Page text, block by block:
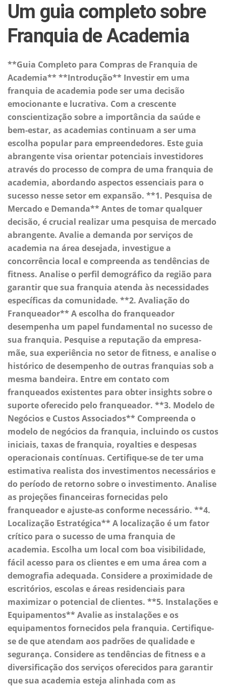
Um guia completo sobre
Franquia de Academia
**Guia Completo para Compras de Franquia de
Academia** **Introdução** Investir em uma
franquia de academia pode ser uma decisão
emocionante e lucrativa. Com a crescente
conscientização sobre a importância da saúde e
bem-estar, as academias continuam a ser uma
escolha popular para empreendedores. Este guia
abrangente visa orientar potenciais investidores
através do processo de compra de uma franquia de
academia, abordando aspectos essenciais para o
sucesso nesse setor em expansão. **1. Pesquisa de
Mercado e Demanda** Antes de tomar qualquer
decisão, é crucial realizar uma pesquisa de mercado
abrangente. Avalie a demanda por serviços de
academia na área desejada, investigue a
concorrência local e compreenda as tendências de
fitness. Analise o perfil demográfico da região para
garantir que sua franquia atenda às necessidades
específicas da comunidade. **2. Avaliação do
Franqueador** A escolha do franqueador
desempenha um papel fundamental no sucesso de
sua franquia. Pesquise a reputação da empresa-
mãe, sua experiência no setor de fitness, e analise o
histórico de desempenho de outras franquias sob a
mesma bandeira. Entre em contato com
franqueados existentes para obter insights sobre o
suporte oferecido pelo franqueador. **3. Modelo de
Negócios e Custos Associados** Compreenda o
modelo de negócios da franquia, incluindo os custos
iniciais, taxas de franquia, royalties e despesas
operacionais contínuas. Certifique-se de ter uma
estimativa realista dos investimentos necessários e
do período de retorno sobre o investimento. Analise
as projeções financeiras fornecidas pelo
franqueador e ajuste-as conforme necessário. **4.
Localização Estratégica** A localização é um fator
crítico para o sucesso de uma franquia de
academia. Escolha um local com boa visibilidade,
fácil acesso para os clientes e em uma área com a
demografia adequada. Considere a proximidade de
escritórios, escolas e áreas residenciais para
maximizar o potencial de clientes. **5. Instalações e
Equipamentos** Avalie as instalações e os
equipamentos fornecidos pela franquia. Certifique-
se de que atendam aos padrões de qualidade e
segurança. Considere as tendências de fitness e a
diversificação dos serviços oferecidos para garantir
que sua academia esteja alinhada com as